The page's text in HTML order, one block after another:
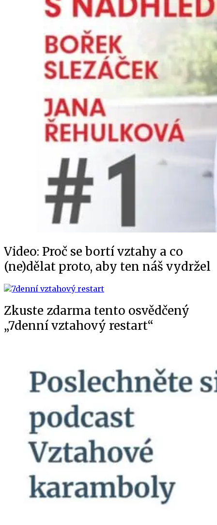
Video: Proč se bortí vztahy a co
(ne)dělat proto, aby ten náš vydržel
Zkuste zdarma tento osvědčený
„7denní vztahový restart“